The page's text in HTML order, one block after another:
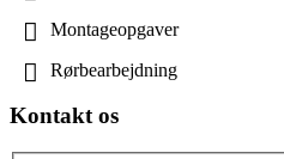
Montageopgaver
Rørbearbejdning
Kontakt os